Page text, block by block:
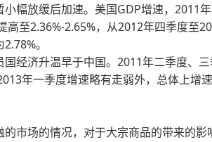
放缓后加速。美国GDP增速，2011年
高至2.36%-2.65%，从2012年四季度至
。
济升温早于中国。2011年二季度、三
年一季度增速略有走弱外，总体上增
的市场的情况，对于大宗商品的带来的